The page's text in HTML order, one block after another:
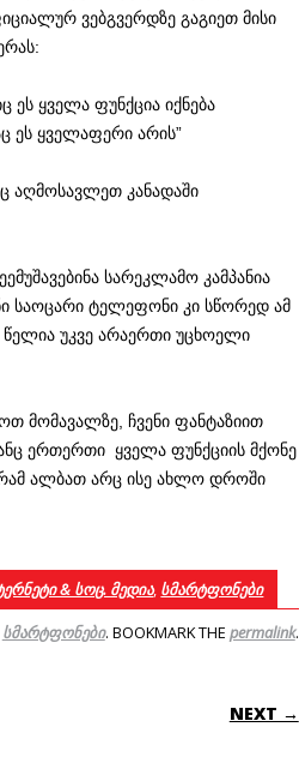
ვებგვერდზე გაგიეთ მისი
ყველა ფუნქცია იქნება
ეს ყველაფერი არის”
აღმოსავლეთ კანადაში
სარეკლამო კამპანია
საოცარი ტელეფონი კი სწორედ ამ
უკვე არაერთი უცხოელი
მომავალზე, ჩვენი ფანტაზიით
ერთერთი ყველა ფუნქციის მქონე
ალბათ არც ისე ახლო დროში
& სოც. მედია, სმარტფონები
სმარტფონები. BOOKMARK THE permalink.
NEXT →